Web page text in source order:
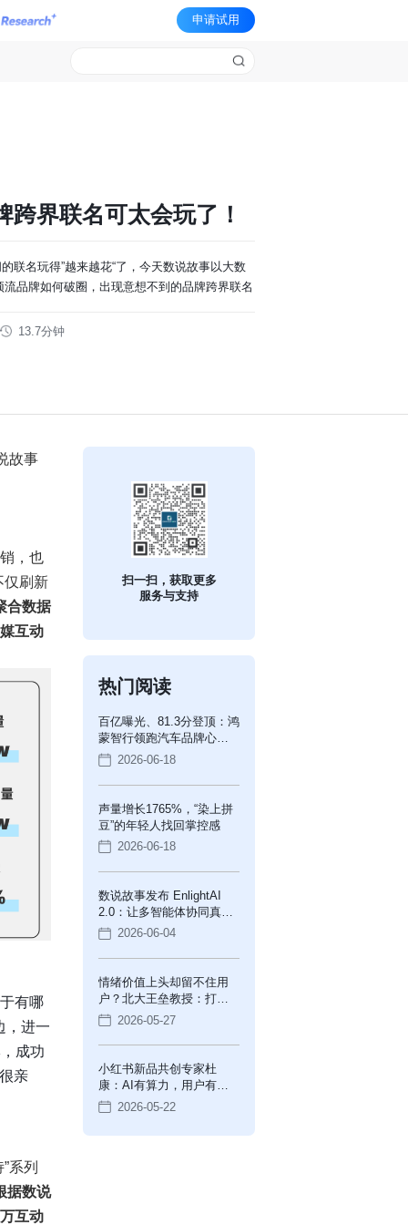
申请试用
跨界联名可太会玩了！
联名玩得”越来越花“了，今天数说故事以大数
品牌如何破圈，出现意想不到的品牌跨界联名
13.7分钟
故事
，也
仅刷新
合数据
互动
有哪
，进一
成功
亲
系列
据数说
互动
扫一扫，获取更多
服务与支持
热门阅读
百亿曝光、81.3分登顶：鸿
蒙智行领跑汽车品牌心智
榜 2026-06-18
声量增长1765%，“染上拼
豆”的年轻人找回掌控感
2026-06-18
数说故事发布 EnlightAI
2.0：让多智能体协同真正
进入企业经营现场
2026-06-04
情绪价值上头却留不住用
户？北大王垒教授：打
造“情感银行”
2026-05-27
小红书新品共创专家杜
康：AI有算力，用户有心
意
2026-05-22